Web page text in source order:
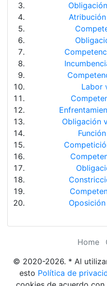
Labor
Obligación
Home
© 2020-2026. * Al
esto Política de